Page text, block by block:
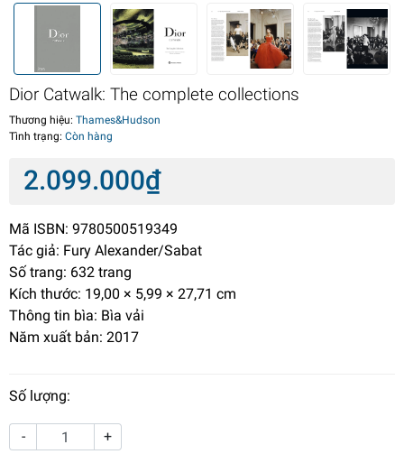
Dior Catwalk: The complete collections
Thương hiệu: Thames&Hudson
Tình trạng: Còn hàng
2.099.000₫
Mã ISBN: 9780500519349
Tác giả: Fury Alexander/Sabat
Số trang: 632 trang
Kích thước: 19,00 × 5,99 × 27,71 cm
Thông tin bìa: Bìa vải
Năm xuất bản: 2017
Số lượng:
- +